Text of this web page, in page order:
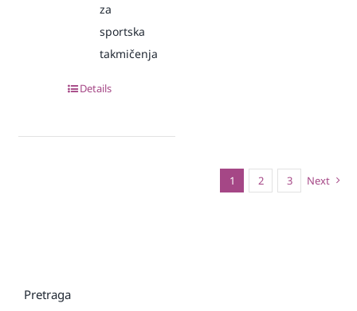
za
sportska
takmičenja
Details
1 2 3 Next
Pretraga